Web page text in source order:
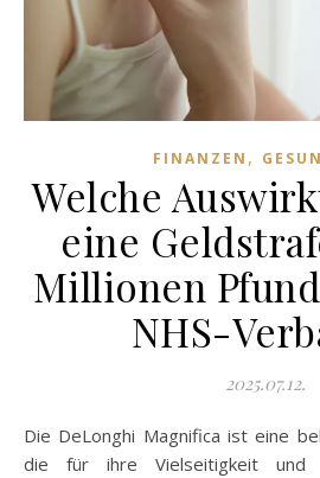
FINANZEN ,
Welche
eine
Millionen
NHS-
2025.07.12.
Die DeLonghi Magnifica ist eine beliebte Kaffeemaschine,
die für ihre Vielseitigkeit und